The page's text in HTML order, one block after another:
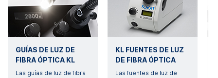
GUÍAS DE LUZ DE
FIBRA ÓPTICA KL
Las guías de luz de fibra
KL FUENTES DE LUZ
DE FIBRA ÓPTICA
Las fuentes de luz de